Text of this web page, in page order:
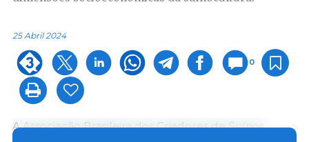
25 Abril 2024
0
A Associação Brasileira dos Criadores de Suínos